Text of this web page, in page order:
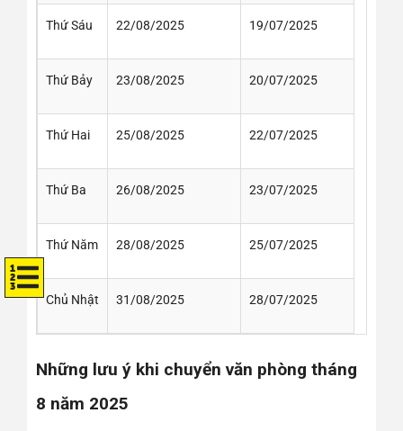
Thứ Sáu 22/08/2025 19/07/2025
Thứ Bảy 23/08/2025 20/07/2025
Thứ Hai 25/08/2025 22/07/2025
Thứ Ba 26/08/2025 23/07/2025
Thứ Năm 28/08/2025 25/07/2025
Chủ Nhật 31/08/2025 28/07/2025
Những lưu ý khi chuyển văn phòng tháng
8 năm 2025